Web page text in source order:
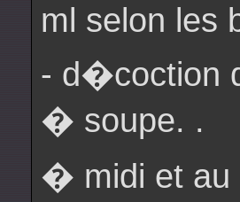
ml selon les
- d�coction
� soupe. .
� midi et au